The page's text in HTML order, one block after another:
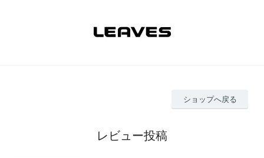
ショップへ戻る
レビュー投稿